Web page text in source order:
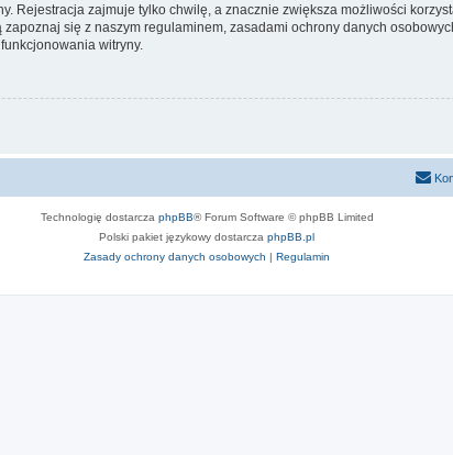
Rejestracja zajmuje tylko chwilę, a znacznie zwiększa możliwości
się z naszym regulaminem, zasadami ochrony danych
witryny.
Technologię dostarcza phpBB® Forum Software © phpBB Limited
Polski pakiet językowy dostarcza phpBB.pl
Zasady ochrony danych osobowych | Regulamin